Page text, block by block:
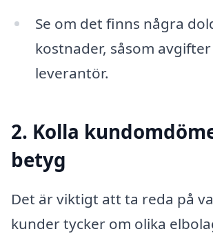
Se om det finns några
kostnader, såsom
leverantör.
2. Kolla
betyg
Det är viktigt att ta reda på
kunder tycker om olika